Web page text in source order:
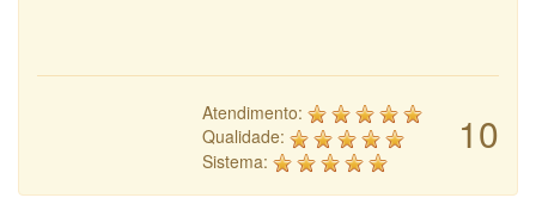
10
Atendimento:
Qualidade:
Sistema: